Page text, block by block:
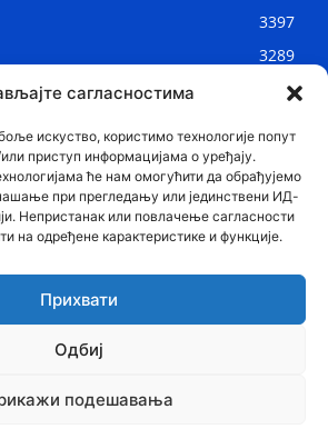
сагласностима
искуство, користимо технологије попут
приступ информацијама о уређају.
ће нам омогућити да обрађујемо
при прегледању или јединствени ИД-
Непристанак или повлачење сагласности
на одређене карактеристике и функције.
Прихвати
Одбиј
подешавања
3397
3289
2914